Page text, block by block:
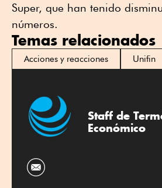
Super, que han tenido
números.
Temas relacionados
Acciones y reacciones Unifin
Staff de
Económico